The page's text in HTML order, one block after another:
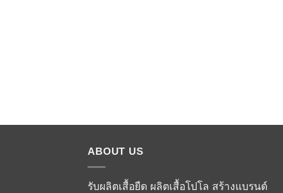
ABOUT US
รับผลิตเสื้อยืด ผลิตเสื้อโปโล สร้างแบรนด์